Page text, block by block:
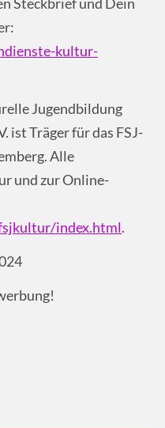
Steckbrief und Dein
kultur-
Jugendbildung
ist Träger für das FSJ-
Alle
und zur Online-
index.html.